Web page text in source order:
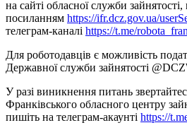
на сайті обласної служби
посиланням https://ifr.dcz.gov.ua/
телеграм-каналі https://t.me/
Для роботодавців є можливість
Державної служби зайнятості
У разі виникнення питань
Франківського обласного центру
пишіть на телеграм-акаунті https://